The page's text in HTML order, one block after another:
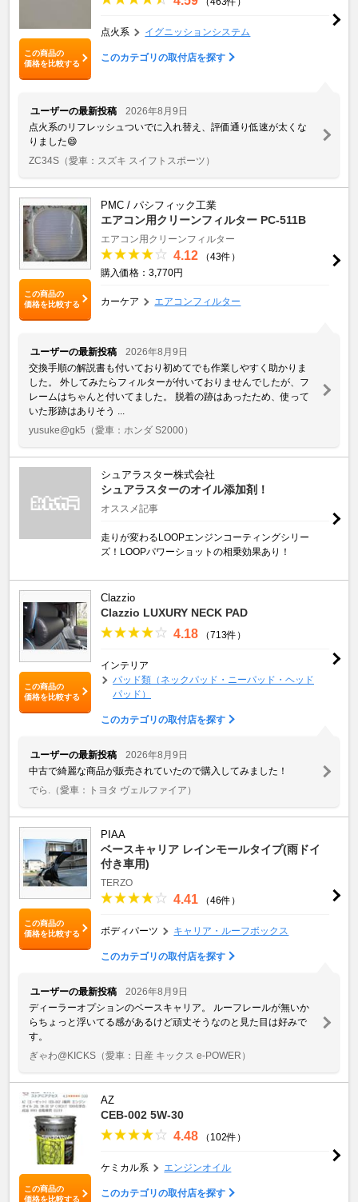
この商品の
価格を比較する
点火系 イグニッションシステム
このカテゴリの取付店を探す
ユーザーの最新投稿
2026年8月9日
点火系のリフレッシュついでに入れ替え、評価通り低速が太くな
りました😄
ZC34S （愛車：スズキ スイフトスポーツ）
この商品の
価格を比較する
PMC / パシフィック工業
エアコン用クリーンフィルター PC-511B
エアコン用クリーンフィルター
4.12
（43件）
購入価格：3,770円
カーケア エアコンフィルター
ユーザーの最新投稿
2026年8月9日
交換手順の解説書も付いており初めてでも作業しやすく助かりま
した。 外してみたらフィルターが付いておりませんでしたが、フ
レームはちゃんと付いてました。 脱着の跡はあったため、使って
いた形跡はありそう ...
yusuke@gk5 （愛車：ホンダ S2000）
シュアラスター株式会社
シュアラスターのオイル添加剤！
オススメ記事
走りが変わるLOOPエンジンコーティングシリー
ズ！LOOPパワーショットの相乗効果あり！
この商品の
価格を比較する
Clazzio
Clazzio LUXURY NECK PAD
4.18 （713件）
インテリア
パッド類（ネックパッド・ニーパッド・ヘッド
パッド）
このカテゴリの取付店を探す
ユーザーの最新投稿
2026年8月9日
中古で綺麗な商品が販売されていたので購入してみました！
でら.
（愛車：トヨタ ヴェルファイア）
この商品の
価格を比較する
PIAA
ベースキャリア レインモールタイプ(雨ドイ
付き車用)
TERZO
4.41 （46件）
ボディパーツ キャリア・ルーフボックス
このカテゴリの取付店を探す
ユーザーの最新投稿
2026年8月9日
ディーラーオプションのベースキャリア。 ルーフレールが無いか
らちょっと浮いてる感があるけど頑丈そうなのと見た目は好みで
す。
ぎゃわ@KICKS （愛車：日産 キックス e-POWER）
この商品の
価格を比較する
AZ
CEB-002 5W-30
4.48 （102件）
ケミカル系 エンジンオイル
このカテゴリの取付店を探す